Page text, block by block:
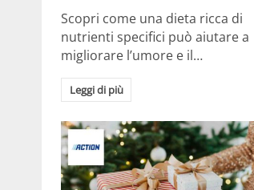
Scopri come una dieta ricca di
nutrienti specifici può aiutare a
migliorare l’umore e il…
Leggi di più